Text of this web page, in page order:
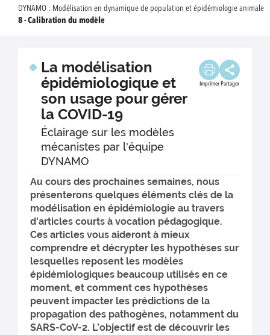
DYNAMO : Modélisation en dynamique de population et épidémiologie animale
8 - Calibration du modèle
La modélisation
épidémiologique et
son usage pour gérer
la COVID-19
Éclairage sur les modèles
mécanistes par l'équipe
DYNAMO
Imprimer Partager
Au cours des prochaines semaines, nous
présenterons quelques éléments clés de la
modélisation en épidémiologie au travers
d'articles courts à vocation pédagogique.
Ces articles vous aideront à mieux
comprendre et décrypter les hypothèses sur
lesquelles reposent les modèles
épidémiologiques beaucoup utilisés en ce
moment, et comment ces hypothèses
peuvent impacter les prédictions de la
propagation des pathogènes, notamment du
SARS-CoV-2. L’objectif est de découvrir les